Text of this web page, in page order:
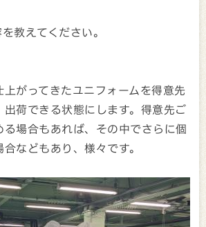
教えてください。
上がってきたユニフォームを得意先
出荷できる状態にします。得意先ご
る場合もあれば、その中でさらに個
合などもあり、様々です。